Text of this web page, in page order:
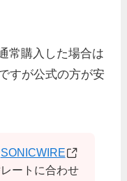
常購入した場合は
すが公式の方が安
SONICWIRE
ートに合わせ